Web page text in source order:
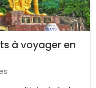
à voyager en